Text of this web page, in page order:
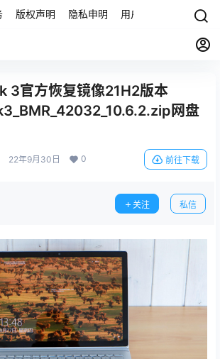
版权声明 隐私申明 用户协议 联系我们
3官方恢复镜像21H2版本
网盘
22年9月30日 0 前往下载
关注 私信